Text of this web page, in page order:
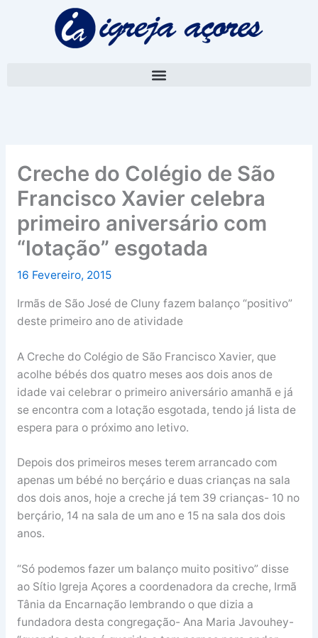
Creche do Colégio de São
Francisco Xavier celebra
primeiro aniversário com
“lotação” esgotada
16 Fevereiro, 2015
Irmãs de São José de Cluny fazem balanço “positivo”
deste primeiro ano de atividade
A Creche do Colégio de São Francisco Xavier, que
acolhe bébés dos quatro meses aos dois anos de
idade vai celebrar o primeiro aniversário amanhã e já
se encontra com a lotação esgotada, tendo já lista de
espera para o próximo ano letivo.
Depois dos primeiros meses terem arrancado com
apenas um bébé no berçário e duas crianças na sala
dos dois anos, hoje a creche já tem 39 crianças- 10 no
berçário, 14 na sala de um ano e 15 na sala dos dois
anos.
“Só podemos fazer um balanço muito positivo” disse
ao Sítio Igreja Açores a coordenadora da creche, Irmã
Tânia da Encarnação lembrando o que dizia a
fundadora desta congregação- Ana Maria Javouhey-